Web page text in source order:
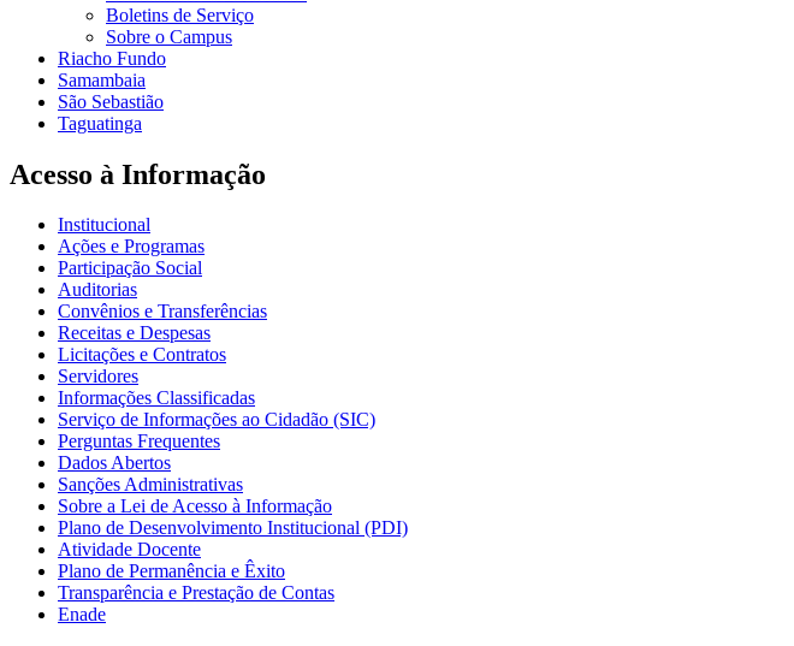
Boletins de Serviço
Sobre o Campus
Riacho Fundo
Samambaia
São Sebastião
Taguatinga
Acesso à Informação
Institucional
Ações e Programas
Participação Social
Auditorias
Convênios e Transferências
Receitas e Despesas
Licitações e Contratos
Servidores
Informações Classificadas
Serviço de Informações ao Cidadão (SIC)
Perguntas Frequentes
Dados Abertos
Sanções Administrativas
Sobre a Lei de Acesso à Informação
Plano de Desenvolvimento Institucional (PDI)
Atividade Docente
Plano de Permanência e Êxito
Transparência e Prestação de Contas
Enade